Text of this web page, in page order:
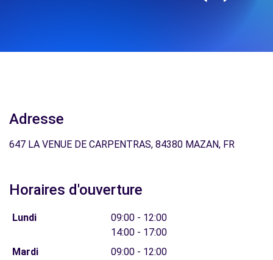
Adresse
647 LA VENUE DE CARPENTRAS, 84380 MAZAN, FR
Horaires d'ouverture
Lundi
09:00 - 12:00
14:00 - 17:00
Mardi
09:00 - 12:00